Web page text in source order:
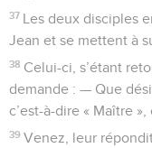
37 Les deux disciples
Jean et se mettent à
38 Celui-ci, s’étant
demande : — Que
c’est-à-dire « Maître
39 Venez, leur